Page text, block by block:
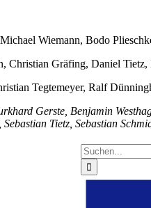
Wiemann, Bodo
Christian Gräfing, Daniel
Tegtemeyer, Ralf
Gerste, Benjamin
Tietz, Sebastian
Suche
nach: